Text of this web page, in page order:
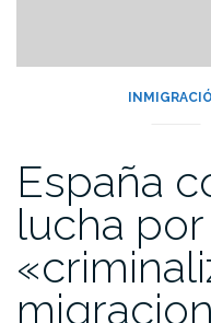
España
lucha por